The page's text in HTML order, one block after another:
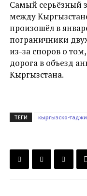
Самый серьёзный
между
произошёл в
пограничники
из-за споров о
дорога в объезд
Кыргызстана.
ТЕГИ кыргызско-